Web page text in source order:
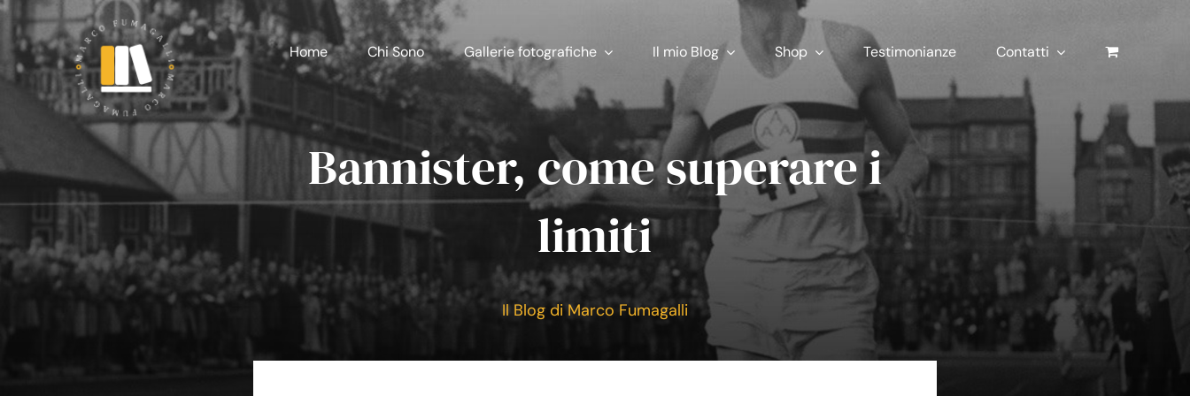
Salta
contenuto
Home Chi Sono Gallerie fotografiche Il mio Blog Shop Testimonianze Contatti
Bannister, come superare i
limiti
Il Blog di Marco Fumagalli